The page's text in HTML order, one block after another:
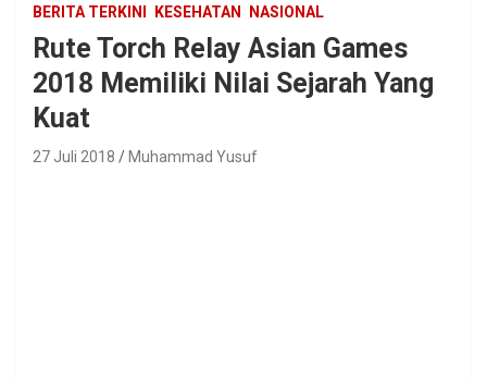
BERITA TERKINI KESEHATAN NASIONAL
Rute Torch Relay Asian Games
2018 Memiliki Nilai Sejarah Yang
Kuat
27 Juli 2018 Muhammad Yusuf